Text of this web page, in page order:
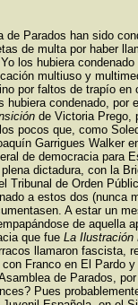
de Parados han sido
de multa por haber
los hubiera
multiuso y
por faltos de trapío en
hubiera condenado, por
de Victoria Prego,
pocos que, como
Garrigues Walker
de democracia para
dictadura, con la
Tribunal de Orden
a estos dos (nunca
A estar un
de aquella
que fue La Ilustración
llamaron fascista,
Franco en El Pardo
de Parados,
Pues